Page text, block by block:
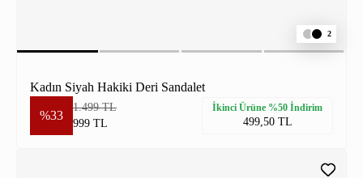
2
Kadın Siyah Hakiki Deri Sandalet
%33
1.499 TL
999 TL
İkinci Ürüne %50 İndirim
499,50 TL